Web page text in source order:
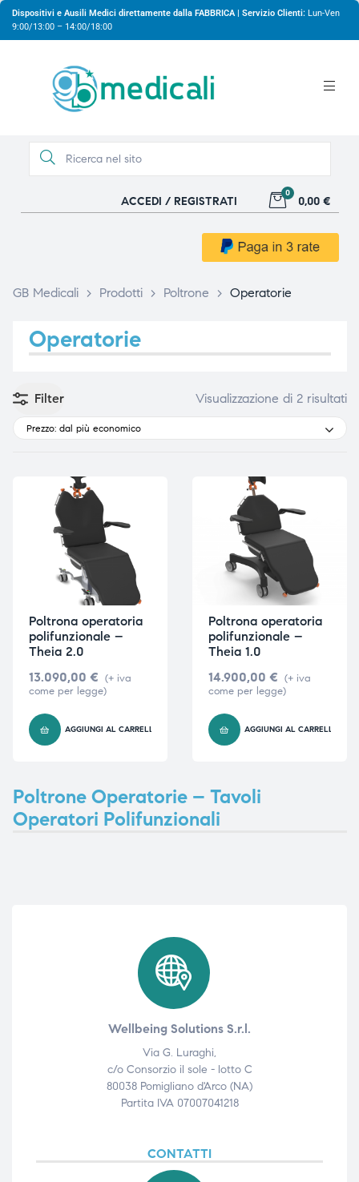
Dispositivi e Ausili Medici direttamente dalla FABBRICA | Servizio Clienti: Lun-Ven
9:00/13:00 – 14:00/18:00
ACCEDI / REGISTRATI
0
0,00 €
GB Medicali > Prodotti > Poltrone > Operatorie
Operatorie
Filter Visualizzazione di 2 risultati
Prezzo: dal più economico
Poltrona operatoria
polifunzionale –
Theia 2.0
13.090,00 € (+ iva
come per legge)
AGGIUNGI AL CARRELLO
Poltrona operatoria
polifunzionale –
Theia 1.0
14.900,00 € (+ iva
come per legge)
AGGIUNGI AL CARRELLO
Poltrone Operatorie – Tavoli
Operatori Polifunzionali
Wellbeing Solutions S.r.l.
Via G. Luraghi,
c/o Consorzio il sole - lotto C
80038 Pomigliano d'Arco (NA)
Partita IVA 07007041218
CONTATTI